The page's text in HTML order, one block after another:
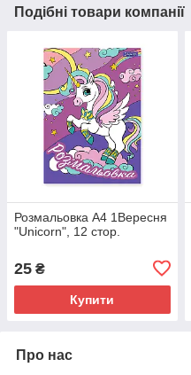
Подібні товари компанії
Розмальовка А4 1Вересня
"Unicorn", 12 стор.
25 ₴
Купити
Про нас